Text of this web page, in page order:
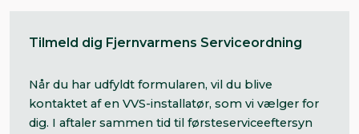
Tilmeld dig Fjernvarmens Serviceordning
Når du har udfyldt formularen, vil du blive
kontaktet af en VVS-installatør, som vi vælger for
dig. I aftaler sammen tid til førsteserviceeftersyn